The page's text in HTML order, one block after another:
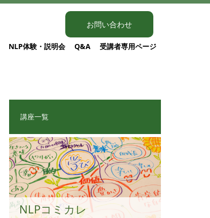
お問い合わせ
NLP体験・説明会 Q&A 受講者専用ページ
講座一覧
NLPコミカレ